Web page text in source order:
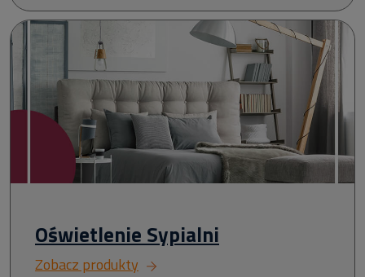
Oświetlenie Sypialni
Zobacz produkty